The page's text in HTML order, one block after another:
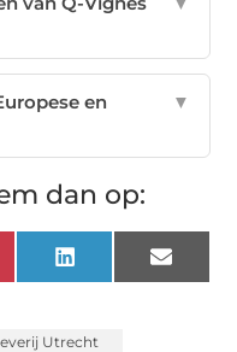
en
▼
dan op:
LinkedIn Email
Utrecht